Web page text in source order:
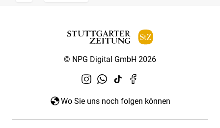
© NPG Digital GmbH 2026
Wo Sie uns noch folgen können